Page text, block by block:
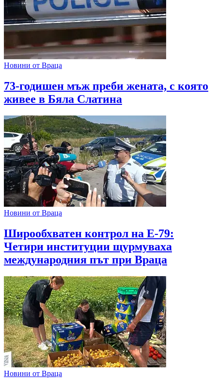
Новини от Враца
73-годишен мъж преби жената, с която
живее в Бяла Слатина
Новини от Враца
Широобхватен контрол на Е-79:
Четири институции щурмуваха
международния път при Враца
Новини от Враца